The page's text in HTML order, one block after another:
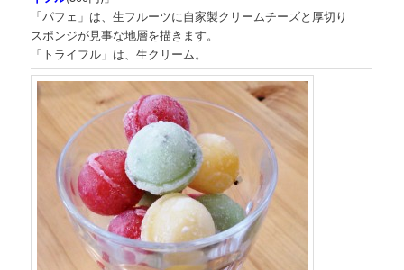
「パフェ」は、生フルーツに自家製クリームチーズと厚切り
スポンジが見事な地層を描きます。
「トライフル」は、生クリーム。